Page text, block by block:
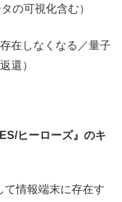
の可視化含む）
存在しなくなる／量子
還）
ヒーローズ』のキ
情報端末に存在す